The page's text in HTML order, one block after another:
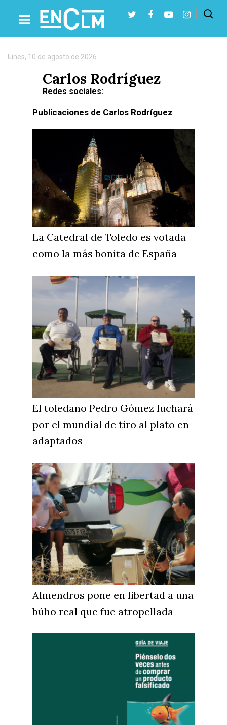
Carlos
Rodríguez
Presiona Intro para buscar o ESC para cerrar
lunes, 10 de agosto de 2026
Carlos Rodríguez
Redes sociales:
Publicaciones de Carlos Rodríguez
La Catedral de Toledo es votada
como la más bonita de España
El toledano Pedro Gómez luchará
por el mundial de tiro al plato en
adaptados
Almendros pone en libertad a una
búho real que fue atropellada